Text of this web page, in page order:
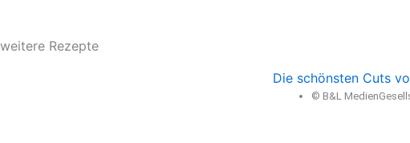
weitere Rezepte
Die schönsten Cuts
© B&L